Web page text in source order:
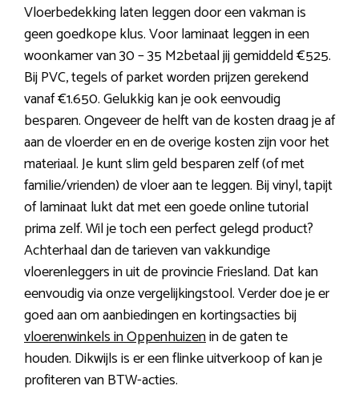
Vloerbedekking laten leggen door een vakman is
geen goedkope klus. Voor laminaat leggen in een
woonkamer van 30 – 35 M2betaal jij gemiddeld €525.
Bij PVC, tegels of parket worden prijzen gerekend
vanaf €1.650. Gelukkig kan je ook eenvoudig
besparen. Ongeveer de helft van de kosten draag je af
aan de vloerder en en de overige kosten zijn voor het
materiaal. Je kunt slim geld besparen zelf (of met
familie/vrienden) de vloer aan te leggen. Bij vinyl, tapijt
of laminaat lukt dat met een goede online tutorial
prima zelf. Wil je toch een perfect gelegd product?
Achterhaal dan de tarieven van vakkundige
vloerenleggers in uit de provincie Friesland. Dat kan
eenvoudig via onze vergelijkingstool. Verder doe je er
goed aan om aanbiedingen en kortingsacties bij
vloerenwinkels in Oppenhuizenin de gaten te
houden. Dikwijls is er een flinke uitverkoop of kan je
profiteren van BTW-acties.